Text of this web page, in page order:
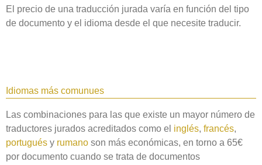
El precio de una traducción jurada varía en función del tipo
de documento y el idioma desde el que necesite traducir.
Idiomas más comunues
Las combinaciones para las que existe un mayor número de
traductores jurados acreditados como el inglés, francés,
portugués y rumano son más económicas, en torno a 65€
por documento cuando se trata de documentos